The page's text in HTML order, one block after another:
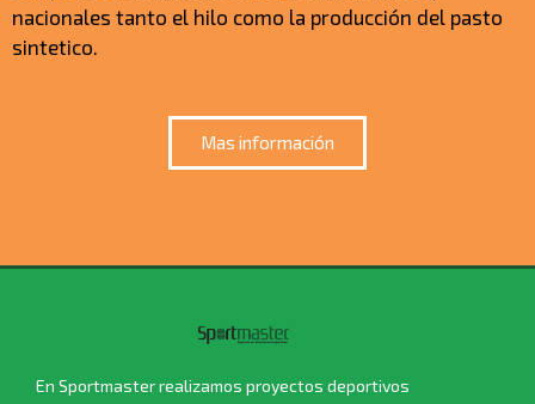
nacionales tanto el hilo como la producción del pasto
sintetico.
Mas información
En Sportmaster realizamos proyectos deportivos